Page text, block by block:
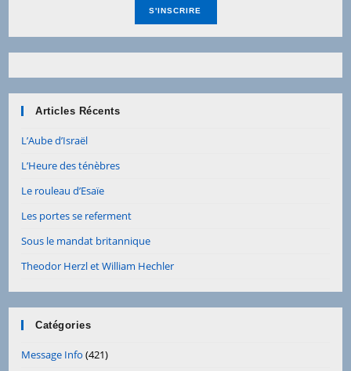
Articles Récents
L’Aube d’Israël
L’Heure des ténèbres
Le rouleau d’Esaïe
Les portes se referment
Sous le mandat britannique
Theodor Herzl et William Hechler
Catégories
Message Info (421)